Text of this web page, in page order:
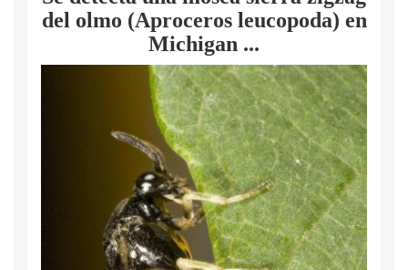
del olmo (Aproceros leucopoda) en
Michigan ...